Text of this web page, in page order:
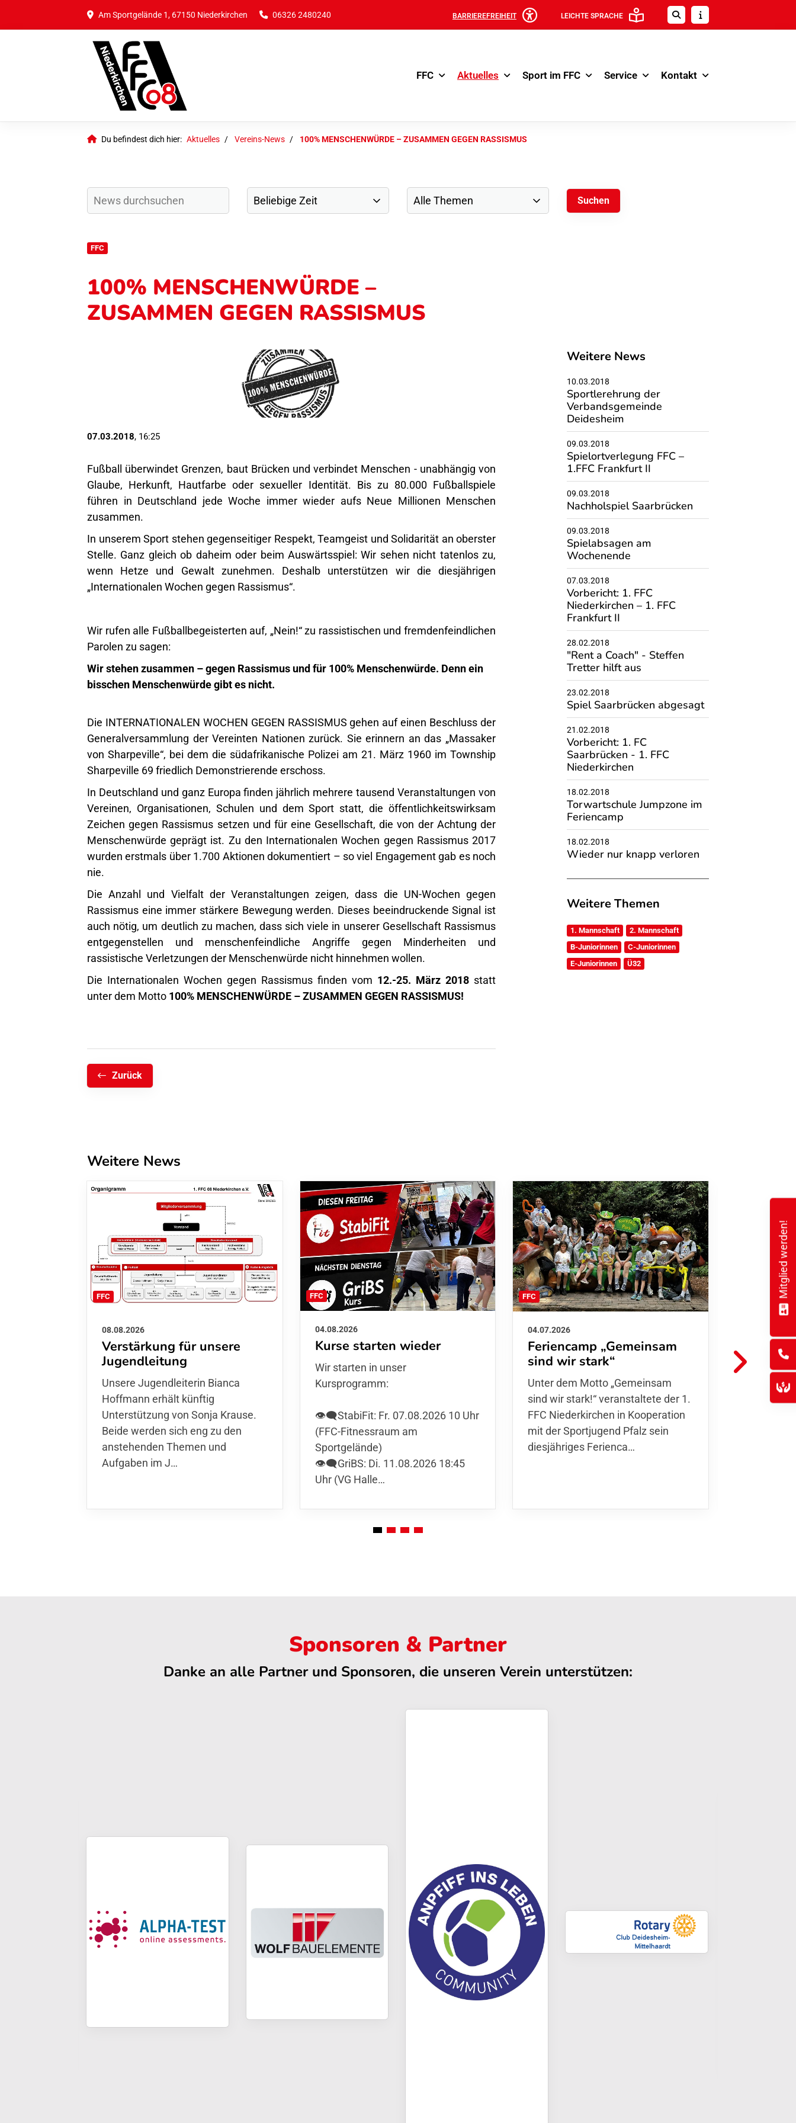
Am Sportgelände 1, 67150 Niederkirchen 06326 2480240 BARRIEREFREIHEIT LEICHTE SPRACHE
FFC Aktuelles Sport im FFC Service Kontakt
Du befindest dich hier: Aktuelles Vereins-News 100% MENSCHENWÜRDE – ZUSAMMEN GEGEN RASSISMUS
FFC
100% MENSCHENWÜRDE –
ZUSAMMEN GEGEN RASSISMUS
07.03.2018, 16:25
Fußball überwindet Grenzen, baut Brücken und verbindet Menschen - unabhängig von
Glaube, Herkunft, Hautfarbe oder sexueller Identität. Bis zu 80.000 Fußballspiele
führen in Deutschland jede Woche immer wieder aufs Neue Millionen Menschen
zusammen.
In unserem Sport stehen gegenseitiger Respekt, Teamgeist und Solidarität an oberster
Stelle. Ganz gleich ob daheim oder beim Auswärtsspiel: Wir sehen nicht tatenlos zu,
wenn Hetze und Gewalt zunehmen. Deshalb unterstützen wir die diesjährigen
„Internationalen Wochen gegen Rassismus“.
Wir rufen alle Fußballbegeisterten auf, „Nein!“ zu rassistischen und fremdenfeindlichen
Parolen zu sagen:
Wir stehen zusammen – gegen Rassismus und für 100% Menschenwürde. Denn ein
bisschen Menschenwürde gibt es nicht.
Die INTERNATIONALEN WOCHEN GEGEN RASSISMUS gehen auf einen Beschluss der
Generalversammlung der Vereinten Nationen zurück. Sie erinnern an das „Massaker
von Sharpeville“, bei dem die südafrikanische Polizei am 21. März 1960 im Township
Sharpeville 69 friedlich Demonstrierende erschoss.
In Deutschland und ganz Europa finden jährlich mehrere tausend Veranstaltungen von
Vereinen, Organisationen, Schulen und dem Sport statt, die öffentlichkeitswirksam
Zeichen gegen Rassismus setzen und für eine Gesellschaft, die von der Achtung der
Menschenwürde geprägt ist. Zu den Internationalen Wochen gegen Rassismus 2017
wurden erstmals über 1.700 Aktionen dokumentiert – so viel Engagement gab es noch
nie.
Die Anzahl und Vielfalt der Veranstaltungen zeigen, dass die UN-Wochen gegen
Rassismus eine immer stärkere Bewegung werden. Dieses beeindruckende Signal ist
auch nötig, um deutlich zu machen, dass sich viele in unserer Gesellschaft Rassismus
entgegenstellen und menschenfeindliche Angriffe gegen Minderheiten und
rassistische Verletzungen der Menschenwürde nicht hinnehmen wollen.
Die Internationalen Wochen gegen Rassismus finden vom 12.-25. März 2018 statt
unter dem Motto 100% MENSCHENWÜRDE – ZUSAMMEN GEGEN RASSISMUS!
Zurück
Weitere News
10.03.2018
Sportlerehrung der
Verbandsgemeinde
Deidesheim
09.03.2018
Spielortverlegung FFC –
1.FFC Frankfurt II
09.03.2018
Nachholspiel Saarbrücken
09.03.2018
Spielabsagen am
Wochenende
07.03.2018
Vorbericht: 1. FFC
Niederkirchen – 1. FFC
Frankfurt II
28.02.2018
"Rent a Coach" - Steffen
Tretter hilft aus
23.02.2018
Spiel Saarbrücken abgesagt
21.02.2018
Vorbericht: 1. FC
Saarbrücken - 1. FFC
Niederkirchen
18.02.2018
Torwartschule Jumpzone im
Feriencamp
18.02.2018
Wieder nur knapp verloren
Weitere Themen
1. Mannschaft
2. Mannschaft
B-Juniorinnen
C-Juniorinnen
E-Juniorinnen
Ü32
Weitere News
FFC
08.08.2026
Verstärkung für unsere
Jugendleitung
Unsere Jugendleiterin Bianca
Hoffmann erhält künftig
Unterstützung von Sonja Krause.
Beide werden sich eng zu den
anstehenden Themen und
Aufgaben im J…
FFC
04.08.2026
Kurse starten wieder
Wir starten in unser
Kursprogramm:
👁️‍🗨️StabiFit: Fr. 07.08.2026 10 Uhr
(FFC-Fitnessraum am
Sportgelände)
👁️‍🗨️GriBS: Di. 11.08.2026 18:45
Uhr (VG Halle…
FFC
04.07.2026
Feriencamp „Gemeinsam
sind wir stark“
Unter dem Motto „Gemeinsam sind
wir stark!“ veranstaltete der 1. FFC
Niederkirchen in Kooperation mit
der Sportjugend Pfalz sein
diesjähriges Ferienca…
Aufgrund
Sponsoren & Partner
Danke an alle Partner und Sponsoren, die unseren Verein unterstützen:
Mitglied werden!